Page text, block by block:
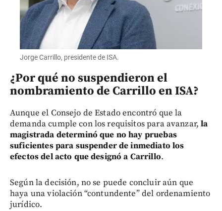
Jorge Carrillo, presidente de ISA.
¿Por qué no suspendieron el
nombramiento de Carrillo en ISA?
Aunque el Consejo de Estado encontró que la
demanda cumple con los requisitos para avanzar,la
magistrada determinó que no hay pruebas
suficientes para suspender de inmediato los
efectos del acto que designó a Carrillo.
Según la decisión, no se puede concluir aún que
haya una violación “contundente” del ordenamiento
jurídico.